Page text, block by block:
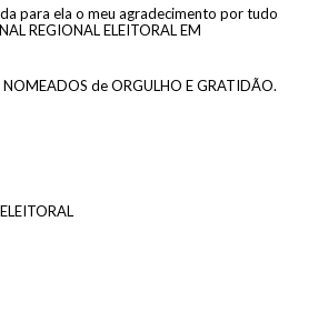
para ela o meu agradecimento por tudo
REGIONAL ELEITORAL EM
de ORGULHO E GRATIDÃO.